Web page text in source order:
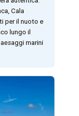
Cala
per il nuoto e
lungo il
marini